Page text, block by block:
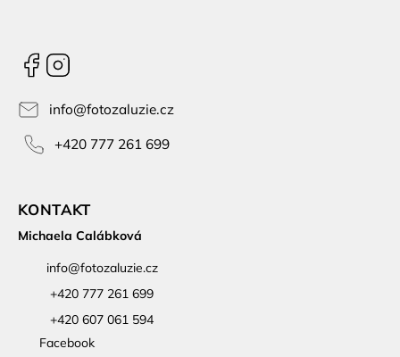
Facebook
info@fotozaluzie.cz
+420 777 261 699
KONTAKT
Michaela Calábková
info@fotozaluzie.cz
+420 777 261 699
+420 607 061 594
Facebook